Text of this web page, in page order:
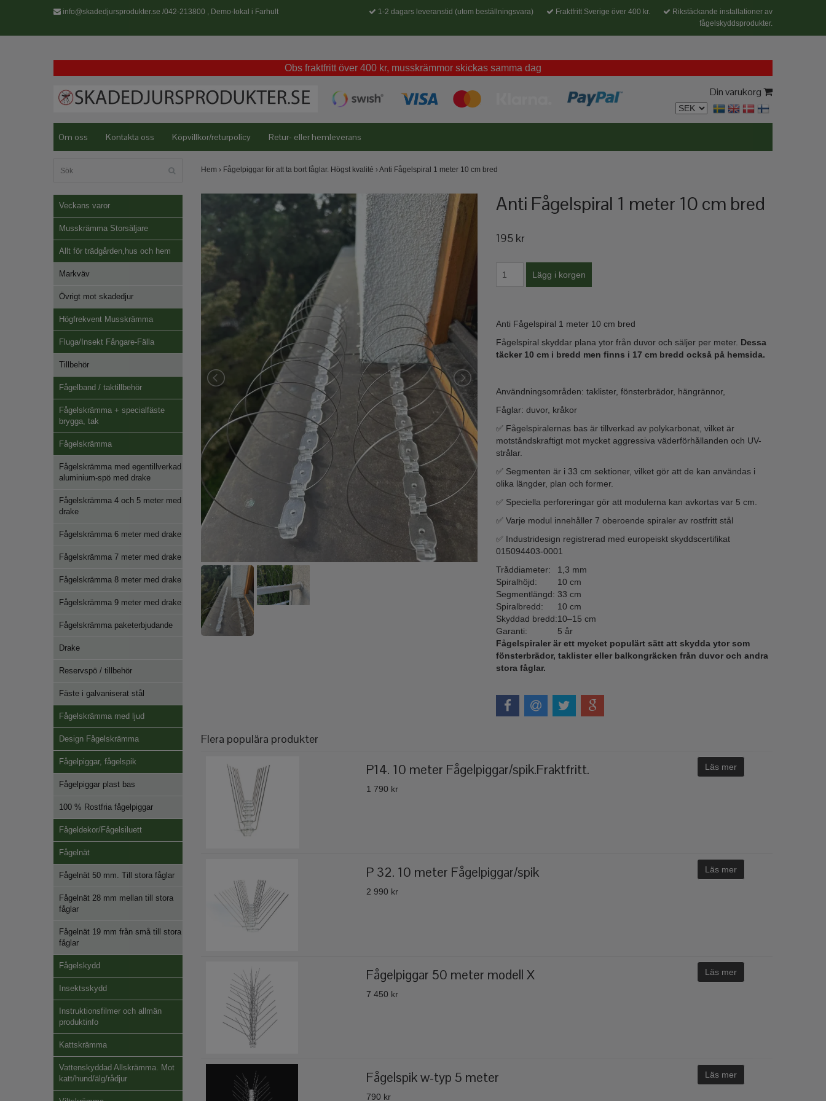
info@skadedjursprodukter.se /042-213800 , Demo-lokal i Farhult 1-2 dagars leveranstid (utom beställningsvara) Fraktfritt Sverige över 400 kr.
Rikstäckande installationer av
fågelskyddsprodukter.
Obs fraktfritt över 400 kr, musskrämmor skickas samma dag
Din varukorg
Om oss Kontakta oss Köpvillkor/returpolicy Retur- eller hemleverans
Veckans varor
Musskrämma Storsäljare
Allt för trädgården,hus och hem
Markväv
Övrigt mot skadedjur
Högfrekvent Musskrämma
Fluga/Insekt Fångare-Fälla
Tillbehör
Fågelband / taktillbehör
Fågelskrämma + specialfäste
brygga, tak
Fågelskrämma
Fågelskrämma med egentillverkad
aluminium-spö med drake
Fågelskrämma 4 och 5 meter med
drake
Fågelskrämma 6 meter med drake
Fågelskrämma 7 meter med drake
Fågelskrämma 8 meter med drake
Fågelskrämma 9 meter med drake
Fågelskrämma paketerbjudande
Drake
Reservspö / tillbehör
Fäste i galvaniserat stål
Fågelskrämma med ljud
Design Fågelskrämma
Fågelpiggar, fågelspik
Fågelpiggar plast bas
100 % Rostfria fågelpiggar
Fågeldekor/Fågelsiluett
Fågelnät
Fågelnät 50 mm. Till stora fåglar
Fågelnät 28 mm mellan till stora
fåglar
Fågelnät 19 mm från små till stora
fåglar
Fågelskydd
Insektsskydd
Instruktionsfilmer och allmän
produktinfo
Kattskrämma
Vattenskyddad Allskrämma. Mot
katt/hund/älg/rådjur
Hem › Fågelpiggar för att ta bort fåglar. Högst kvalité ›Anti Fågelspiral 1 meter 10 cm bred
Anti Fågelspiral 1 meter 10 cm bred
195 kr
Anti Fågelspiral 1 meter 10 cm bred
Fågelspiral skyddar plana ytor från duvor och säljer per meter. Dessa
täcker 10 cm i bredd men finns i 17 cm bredd också på hemsida.
Användningsområden: taklister, fönsterbrädor, hängrännor,
Fåglar: duvor, kråkor
✅ Fågelspiralernas bas är tillverkad av polykarbonat, vilket är
motståndskraftigt mot mycket aggressiva väderförhållanden och UV-
strålar.
✅ Segmenten är i 33 cm sektioner, vilket gör att de kan användas i
olika längder, plan och former.
✅ Speciella perforeringar gör att modulerna kan avkortas var 5 cm.
✅ Varje modul innehåller 7 oberoende spiraler av rostfritt stål
✅ Industridesign registrerad med europeiskt skyddscertifikat
015094403-0001
Tråddiameter:
1,3 mm
Spiralhöjd:
10 cm
Segmentlängd: 33 cm
Spiralbredd:
10 cm
Skyddad bredd:10–15 cm
Garanti:
5 år
Fågelspiraler är ett mycket populärt sätt att skydda ytor som
fönsterbrädor, taklister eller balkongräcken från duvor och andra
stora fåglar.
Flera populära produkter
P14. 10 meter Fågelpiggar/spik.Fraktfritt.
1 790 kr
Läs mer
P 32. 10 meter Fågelpiggar/spik
2 990 kr
Läs mer
Fågelpiggar 50 meter modell X
7 450 kr
Läs mer
Fågelspik w-typ 5 meter
790 kr
Läs mer